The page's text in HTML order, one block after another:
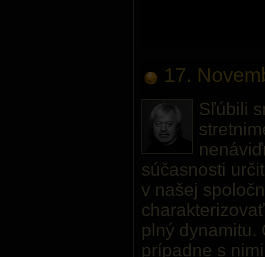
17.
Sľúbili
súčasnosti
v našej
plný dynamitu.
prípadne s